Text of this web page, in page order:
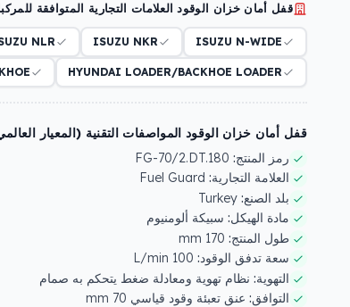
قفل أمان خزان الوقود العلامات التجارية المتوافقة
ISUZU N-WIDE
ISUZU NKR
NLR
HYUNDAI LOADER/BACKHOE LOADER
قفل أمان خزان الوقود المواصفات التقنية (المعيار
رمز المنتج:
العلامة التجارية:
بلد الصنع:
مادة الهيكل: سبيكة ألومنيوم
طول المنتج:
سعة تدفق الوقود:
التهوية: نظام تهوية ومعادلة ضغط يتحكم به صمام
التوافق: عنق تعبئة وقود قياسي 70 mm